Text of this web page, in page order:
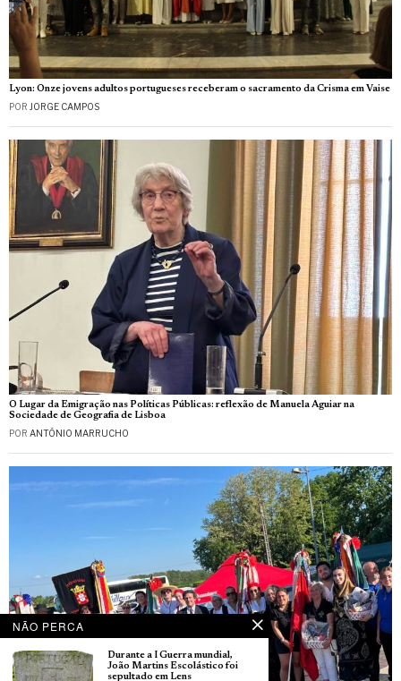
Lyon: Onze jovens adultos portugueses receberam o sacramento da Crisma em Vaise
POR JORGE CAMPOS
O Lugar da Emigração nas Políticas Públicas: reflexão de Manuela Aguiar na
Sociedade de Geografia de Lisboa
POR ANTÓNIO MARRUCHO
NÃO PERCA
Durante a I Guerra mundial,
João Martins Escolástico foi
sepultado em Lens